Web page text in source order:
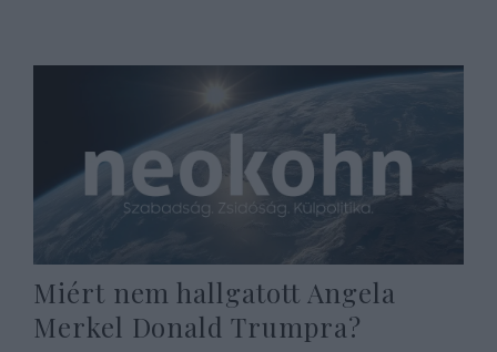
Miért nem hallgatott Angela
Merkel Donald Trumpra?